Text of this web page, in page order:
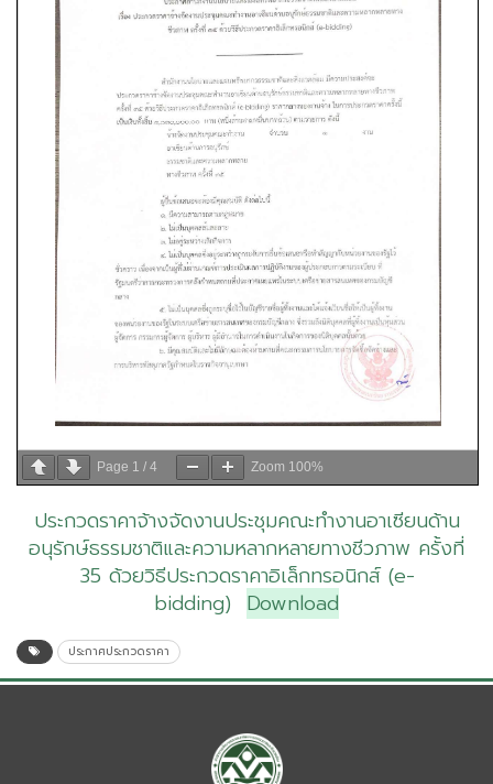
Page 1 / 4 Zoom 100%
ประกวดราคาจ้างจัดงานประชุมคณะทำงานอาเซียนด้าน
อนุรักษ์ธรรมชาติและความหลากหลายทางชีวภาพ ครั้งที่
35 ด้วยวิธีประกวดราคาอิเล็กทรอนิกส์ (e-
bidding) Download
ประกาศประกวดราคา